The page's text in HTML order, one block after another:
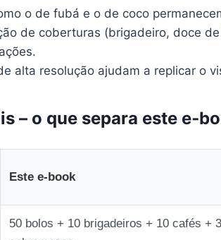
o de fubá e o de coco
de coberturas (brigadeiro, doce
alta resolução ajudam a replicar o
– o que separa este
Este e‑book
50 bolos + 10 brigadeiros + 10 cafés + 3